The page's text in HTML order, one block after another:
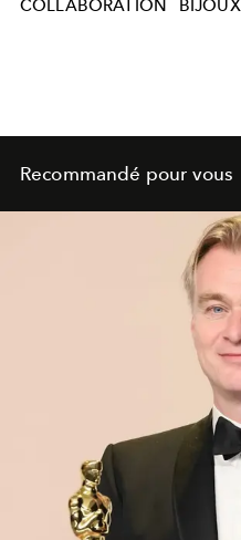
COLLABORATION BIJOUX
Recommandé pour vous